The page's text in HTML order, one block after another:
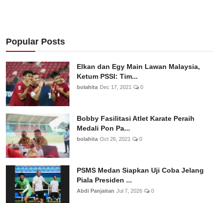
Popular Posts
Elkan dan Egy Main Lawan Malaysia,
Ketum PSSI: Tim...
bolahita Dec 17, 2021 0
Bobby Fasilitasi Atlet Karate Peraih
Medali Pon Pa...
bolahita Oct 26, 2021 0
PSMS Medan Siapkan Uji Coba Jelang
Piala Presiden ...
Abdi Panjaitan Jul 7, 2026 0